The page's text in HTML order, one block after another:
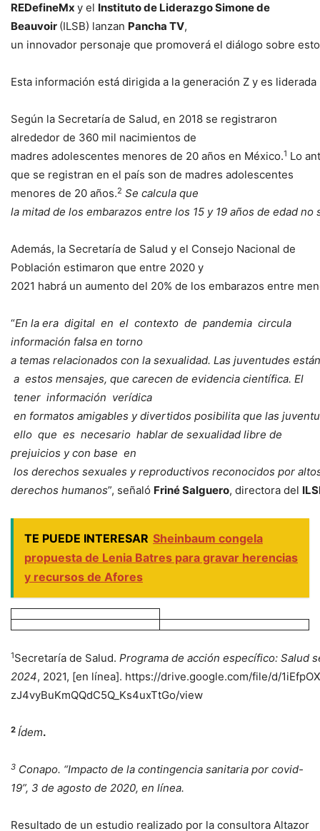
REDefineMx y el Instituto de Liderazgo Simone de
Beauvoir (ILSB) lanzan Pancha TV,
un innovador personaje que promoverá el diálogo sobre
Esta información está dirigida a la generación Z y es
Según la Secretaría de Salud, en 2018 se registraron
alrededor de 360 mil nacimientos de
madres adolescentes menores de 20 años en México.1 Lo
que se registran en el país son de madres adolescentes
menores de 20 años.2 Se calcula que
la mitad de los embarazos entre los 15 y 19 años de edad no
Además, la Secretaría de Salud y el Consejo Nacional de
Población estimaron que entre 2020 y
2021 habrá un aumento del 20% de los embarazos entre
“En la era digital en el contexto de pandemia circula
información falsa en torno
a temas relacionados con la sexualidad. Las juventudes están
a estos mensajes, que carecen de evidencia científica. El
tener información verídica
en formatos amigables y divertidos posibilita que las
ello que es necesario hablar de sexualidad libre de
prejuicios y con base en
los derechos sexuales y reproductivos reconocidos por
derechos humanos”, señaló FrinéSalguero, directora del
TE PUEDE INTERESAR Sheinbaum congela
propuesta de Lenia Batres para gravar herencias
y recursos de Afores
1Secretaría de Salud. Programa de acción específico: Salud
2024, 2021, [en línea]. https://drive.google.com/file/d/
zJ4vyBuKmQQdC5Q_Ks4uxTtGo/view
2 Ídem.
3 Conapo. “Impacto de la contingencia sanitaria por covid-
19”, 3 de agosto de 2020, en línea.
Resultado de un estudio realizado por la consultora Altazor